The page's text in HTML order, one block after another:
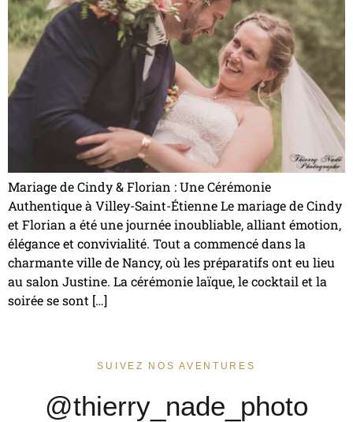
Mariage de Cindy & Florian : Une Cérémonie
Authentique à Villey-Saint-Étienne Le mariage de Cindy
et Florian a été une journée inoubliable, alliant émotion,
élégance et convivialité. Tout a commencé dans la
charmante ville de Nancy, où les préparatifs ont eu lieu
au salon Justine. La cérémonie laïque, le cocktail et la
soirée se sont […]
SUIVEZ NOS AVENTURES
@thierry_nade_photo